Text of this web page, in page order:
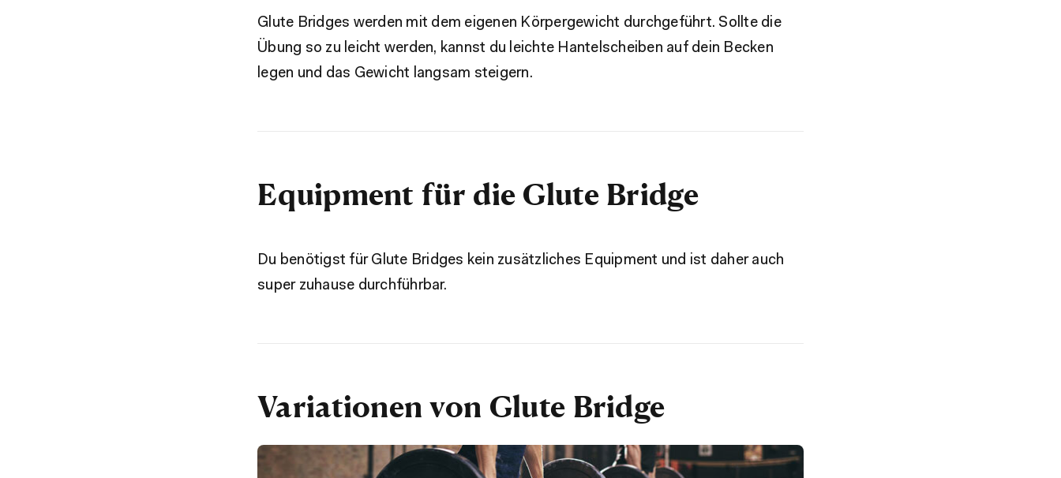
Glute Bridges werden mit dem eigenen Körpergewicht durchgeführt. Sollte die
Übung so zu leicht werden, kannst du leichte Hantelscheiben auf dein Becken
legen und das Gewicht langsam steigern.
Equipment für die Glute Bridge
Du benötigst für Glute Bridges kein zusätzliches Equipment und ist daher auch
super zuhause durchführbar.
Variationen von Glute Bridge